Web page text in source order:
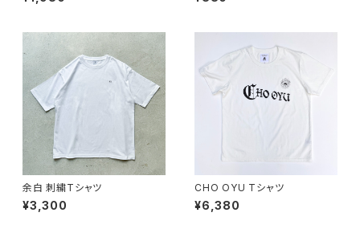
余白 刺繍Tシャツ
¥3,300
CHO OYU Tシャツ
¥6,380